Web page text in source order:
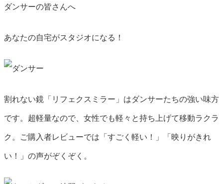
ダンサーの皆さんへ
あなたの自宅がスタジオになる！
割れない鏡「リフェクスミラー」はダンサーたちの強い味方
です。超軽量なので、女性でも軽々と持ち上げて移動ラクラ
ク。ご購入者レビューでは「すごく軽い！」「映りがきれ
い！」の声がぞくぞく。